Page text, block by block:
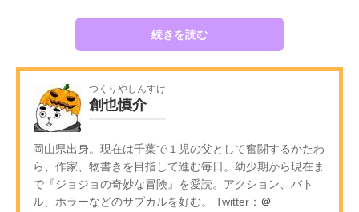
続きを読む
つくりやしんすけ
創也慎介
岡山県出身。現在は千葉で１児の父として奮闘するかたわ
ら、作家、物書きを目指して進む毎日。幼少期から現在ま
で『ジョジョの奇妙な冒険』を愛読。アクション、バト
ル、ホラーなどのサブカルを好む。 Twitter： ＠